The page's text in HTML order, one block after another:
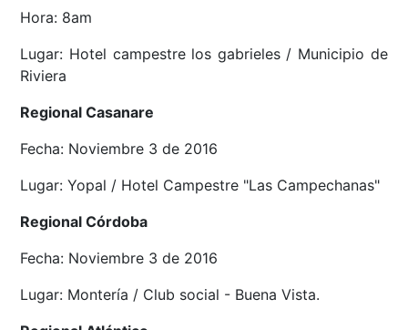
Hora: 8am
Lugar: Hotel campestre los gabrieles / Municipio de
Riviera
Regional Casanare
Fecha: Noviembre 3 de 2016
Lugar: Yopal / Hotel Campestre "Las Campechanas"
Regional Córdoba
Fecha: Noviembre 3 de 2016
Lugar: Montería / Club social - Buena Vista.